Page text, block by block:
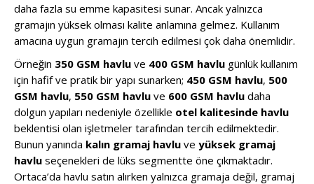
daha fazla su emme kapasitesi sunar. Ancak yalnızca
gramajın yüksek olması kalite anlamına gelmez. Kullanım
amacına uygun gramajın tercih edilmesi çok daha önemlidir.
Örneğin 350 GSM havlu ve 400 GSM havlu günlük kullanım
için hafif ve pratik bir yapı sunarken; 450 GSM havlu, 500
GSM havlu, 550 GSM havlu ve 600 GSM havlu daha
dolgun yapıları nedeniyle özellikle otel kalitesinde havlu
beklentisi olan işletmeler tarafından tercih edilmektedir.
Bunun yanında kalın gramaj havlu ve yüksek gramaj
havlu seçenekleri de lüks segmentte öne çıkmaktadır.
Ortaca’da havlu satın alırken yalnızca gramaja değil, gramaj